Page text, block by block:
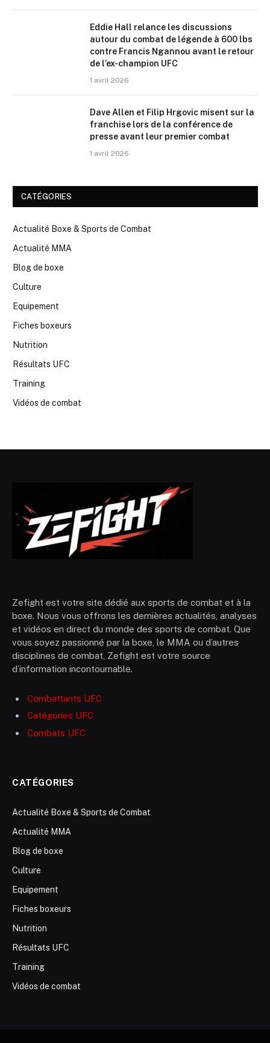
Eddie Hall relance les discussions
autour du combat de légende à 600 lbs
contre Francis Ngannou avant le retour
de l’ex-champion UFC
1 avril 2026
Dave Allen et Filip Hrgovic misent sur la
franchise lors de la conférence de
presse avant leur premier combat
1 avril 2026
CATÉGORIES
Actualité Boxe & Sports de Combat
Actualité MMA
Blog de boxe
Culture
Equipement
Fiches boxeurs
Nutrition
Résultats UFC
Training
Vidéos de combat
Zefight est votre site dédié aux sports de combat et à la
boxe. Nous vous offrons les dernières actualités, analyses
et vidéos en direct du monde des sports de combat. Que
vous soyez passionné par la boxe, le MMA ou d’autres
disciplines de combat, Zefight est votre source
d’information incontournable.
Combattants UFC
Catégories UFC
Combats UFC
CATÉGORIES
Actualité Boxe & Sports de Combat
Actualité MMA
Blog de boxe
Culture
Equipement
Fiches boxeurs
Nutrition
Résultats UFC
Training
Vidéos de combat